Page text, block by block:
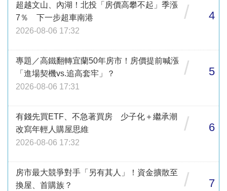
超越文山、內湖！北投「房價高攀不起」季漲
7％ 下一步超車南港
2026-08-06 17:32
/ 4
專題／高鐵翻轉宜蘭50年房市！房價提前喊漲
「進場契機vs.追高套牢」？
2026-08-06 17:31
/ 5
有錢先買ETF、不急著買房 少子化＋繼承潮
改寫年輕人購屋思維
2026-08-06 17:32
/ 6
房市最大競爭對手「另有其人」！資金擴散至
換屋、首購族？
/ 7